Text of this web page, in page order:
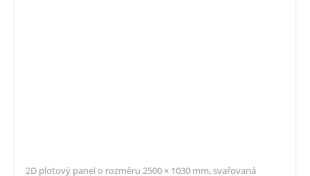
2D plotový panel o rozměru 2500 × 1030 mm, svařovaná